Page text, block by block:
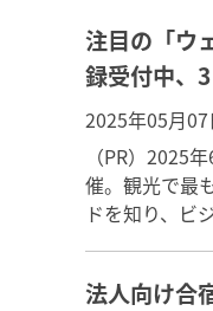
注目の「ウ
録受付中、
2025年05月07
（PR）2025
催。観光で最
ドを知り、ビ
法人向け合